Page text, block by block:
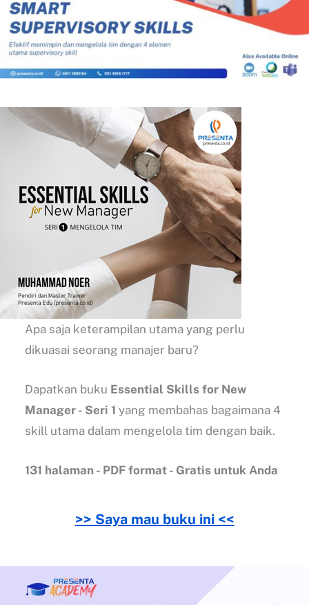
Apa saja keterampilan utama yang perlu
dikuasai seorang manajer baru?
Dapatkan buku Essential Skills for New
Manager - Seri 1 yang membahas bagaimana 4
skill utama dalam mengelola tim dengan baik.
131 halaman - PDF format - Gratis untuk Anda
>> Saya mau buku ini <<